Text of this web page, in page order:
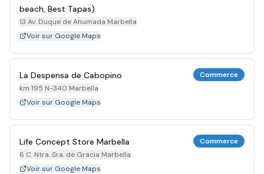
beach, Best Tapas)
13 Av. Duque de Ahumada Marbella
Voir sur Google Maps
La Despensa de Cabopino
km 195 N-340 Marbella
Commerce
Voir sur Google Maps
Life Concept Store Marbella
6 C. Ntra. Sra. de Gracia Marbella
Commerce
Voir sur Google Maps